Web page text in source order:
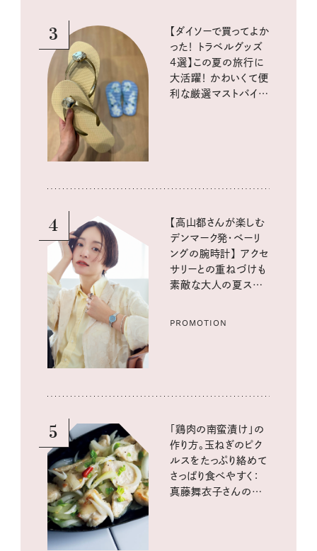
3
【ダイソーで買ってよか
った！ トラベルグッズ
4選】この夏の旅行に
大活躍！ かわいくて便
利な厳選マストバイア
4
【高山都さんが楽しむ
デンマーク発・ベーリ
ングの腕時計】 アクセ
サリーとの重ねづけも
素敵な大人の夏スタイ
PROMOTION
5
「鶏肉の南蛮漬け」の
作り方。玉ねぎのピク
ルスをたっぷり絡めて
さっぱり食べやすく：
真藤舞衣子さんの発